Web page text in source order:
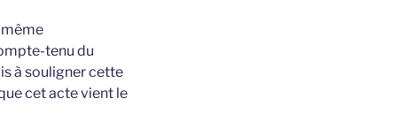
même
tenu du
à souligner cette
cet acte vient le